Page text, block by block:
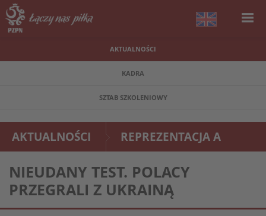
AKTUALNOŚCI
KADRA
SZTAB SZKOLENIOWY
AKTUALNOŚCI REPREZENTACJA A
NIEUDANY TEST. POLACY
PRZEGRALI Z UKRAINĄ